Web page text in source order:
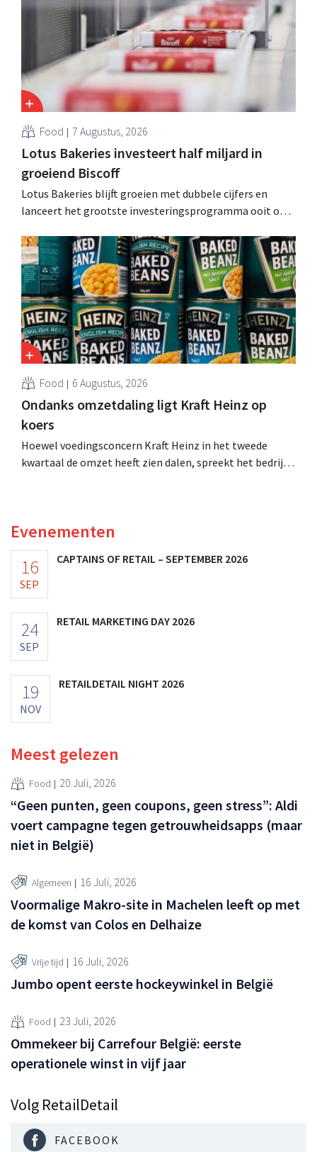
Food 7 Augustus, 2026
Lotus Bakeries investeert half miljard in
groeiend Biscoff
Lotus Bakeries blijft groeien met dubbele cijfers en
lanceert het grootste investeringsprogramma ooit om
moeten dit momentum grijpen”.
Food 6 Augustus, 2026
Ondanks omzetdaling ligt Kraft Heinz op
koers
Hoewel voedingsconcern Kraft Heinz in het tweede
kwartaal de omzet heeft zien dalen, spreekt het bedrijf
Evenementen
16
SEP
CAPTAINS OF RETAIL – SEPTEMBER 2026
24
SEP
RETAIL MARKETING DAY 2026
19
NOV
RETAILDETAIL NIGHT 2026
Meest gelezen
Food 20 Juli, 2026
“Geen punten, geen coupons, geen stress”: Aldi
voert campagne tegen getrouwheidsapps (maar
niet in België)
Algemeen 16 Juli, 2026
Voormalige Makro-site in Machelen leeft op met
de komst van Colos en Delhaize
Vrije tijd 16 Juli, 2026
Jumbo opent eerste hockeywinkel in België
Food 23 Juli, 2026
Ommekeer bij Carrefour België: eerste
operationele winst in vijf jaar
Volg RetailDetail
FACEBOOK